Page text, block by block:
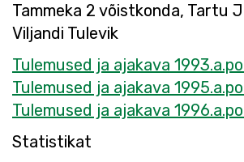
Tammeka 2 võistkonda, Tartu
Viljandi Tulevik
Tulemused ja ajakava
Tulemused ja ajakava
Tulemused ja ajakava
Statistikat